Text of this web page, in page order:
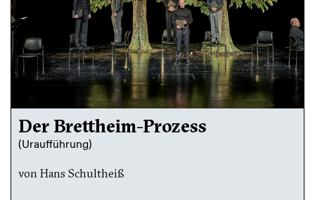
Der Brettheim-Prozess
(Uraufführung)
von Hans Schultheiß